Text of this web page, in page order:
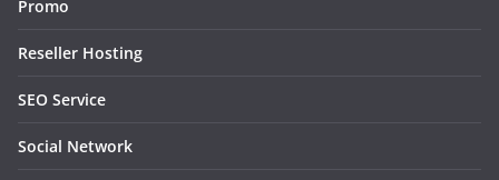
Promo
Reseller Hosting
SEO Service
Social Network